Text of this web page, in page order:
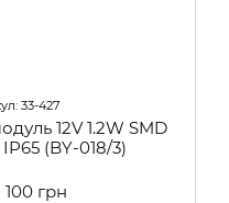
33-427
12V 1.2W SMD
(BY-018/3)
100 грн